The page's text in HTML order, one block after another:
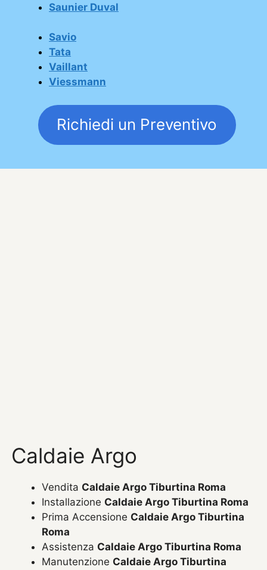
Saunier Duval
Savio
Tata
Vaillant
Viessmann
Richiedi un Preventivo
Caldaie Argo
Vendita Caldaie Argo Tiburtina Roma
Installazione Caldaie Argo Tiburtina Roma
Prima Accensione Caldaie Argo Tiburtina
Roma
Assistenza Caldaie Argo Tiburtina Roma
Manutenzione Caldaie Argo Tiburtina